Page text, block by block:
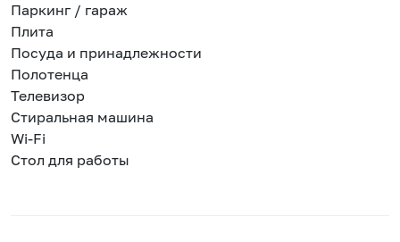
Паркинг / гараж
Плита
Посуда и принадлежности
Полотенца
Телевизор
Стиральная машина
Wi-Fi
Стол для работы